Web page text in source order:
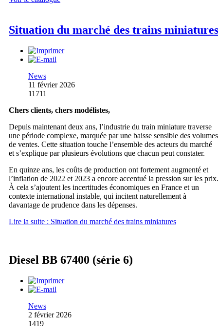
Situation du marché des trains miniatures
News
11 février 2026
11711
Chers clients, chers modélistes,
Depuis maintenant deux ans, l’industrie du train miniature traverse
une période complexe, marquée par une baisse sensible des volumes
de ventes. Cette situation touche l’ensemble des acteurs du marché
et s’explique par plusieurs évolutions que chacun peut constater.
En quinze ans, les coûts de production ont fortement augmenté et
l’inflation de 2022 et 2023 a encore accentué la pression sur les prix.
À cela s’ajoutent les incertitudes économiques en France et un
contexte international instable, qui incitent naturellement à
davantage de prudence dans les dépenses.
Lire la suite : Situation du marché des trains miniatures
Diesel BB 67400 (série 6)
News
2 février 2026
1419